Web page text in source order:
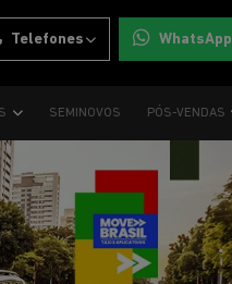
Telefones WhatsApp
SEMINOVOS PÓS-VENDAS